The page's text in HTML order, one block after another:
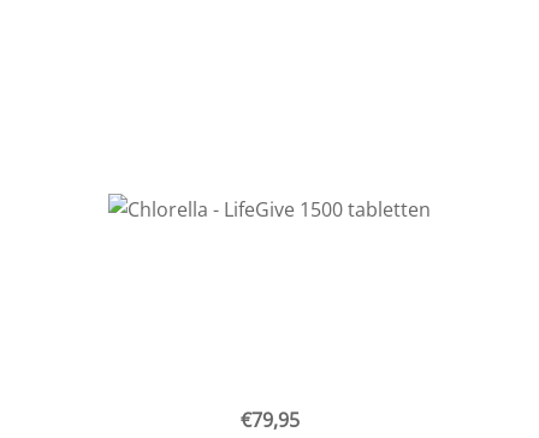
€79,95